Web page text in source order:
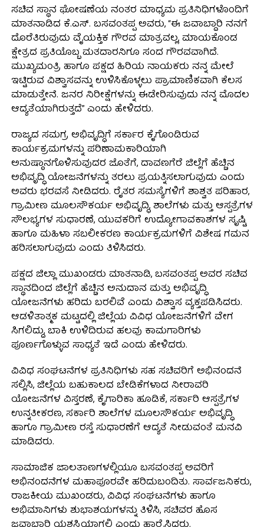
ಸಚಿವ ಸ್ಥಾನ ಘೋಷಣೆಯ ನಂತರ ಮಾಧ್ಯಮ ಪ್ರತಿನಿಧಿಗಳೊಂದಿಗೆ
ಮಾತನಾಡಿದ ಕೆ.ಎಸ್. ಬಸವಂತಪ್ಪ ಅವರು, “ಈ ಜವಾಬ್ದಾರಿ ನನಗೆ
ದೊರೆತಿರುವುದು ವೈಯಕ್ತಿಕ ಗೌರವ ಮಾತ್ರವಲ್ಲ, ಮಾಯಕೊಂಡ
ಕ್ಷೇತ್ರದ ಪ್ರತಿಯೊಬ್ಬ ಮತದಾರನಿಗೂ ಸಂದ ಗೌರವವಾಗಿದೆ.
ಮುಖ್ಯಮಂತ್ರಿ ಹಾಗೂ ಪಕ್ಷದ ಹಿರಿಯ ನಾಯಕರು ನನ್ನ ಮೇಲೆ
ಇಟ್ಟಿರುವ ವಿಶ್ವಾಸವನ್ನು ಉಳಿಸಿಕೊಳ್ಳಲು ಪ್ರಾಮಾಣಿಕವಾಗಿ ಕೆಲಸ
ಮಾಡುತ್ತೇನೆ. ಜನರ ನಿರೀಕ್ಷೆಗಳನ್ನು ಈಡೇರಿಸುವುದು ನನ್ನ ಮೊದಲ
ಆದ್ಯತೆಯಾಗಿರುತ್ತದೆ” ಎಂದು ಹೇಳಿದರು.
ರಾಜ್ಯದ ಸಮಗ್ರ ಅಭಿವೃದ್ಧಿಗೆ ಸರ್ಕಾರ ಕೈಗೊಂಡಿರುವ
ಕಾರ್ಯಕ್ರಮಗಳನ್ನು ಪರಿಣಾಮಕಾರಿಯಾಗಿ
ಅನುಷ್ಠಾನಗೊಳಿಸುವುದರ ಜೊತೆಗೆ, ದಾವಣಗೆರೆ ಜಿಲ್ಲೆಗೆ ಹೆಚ್ಚಿನ
ಅಭಿವೃದ್ಧಿ ಯೋಜನೆಗಳನ್ನು ತರಲು ಪ್ರಯತ್ನಿಸಲಾಗುವುದು ಎಂದು
ಅವರು ಭರವಸೆ ನೀಡಿದರು. ರೈತರ ಸಮಸ್ಯೆಗಳಿಗೆ ಶಾಶ್ವತ ಪರಿಹಾರ,
ಗ್ರಾಮೀಣ ಮೂಲಸೌಕರ್ಯ ಅಭಿವೃದ್ಧಿ, ಶಾಲೆಗಳು ಮತ್ತು ಆಸ್ಪತ್ರೆಗಳ
ಸೌಲಭ್ಯಗಳ ಸುಧಾರಣೆ, ಯುವಕರಿಗೆ ಉದ್ಯೋಗಾವಕಾಶಗಳ ಸೃಷ್ಟಿ
ಹಾಗೂ ಮಹಿಳಾ ಸಬಲೀಕರಣ ಕಾರ್ಯಕ್ರಮಗಳಿಗೆ ವಿಶೇಷ ಗಮನ
ಹರಿಸಲಾಗುವುದು ಎಂದು ತಿಳಿಸಿದರು.
ಪಕ್ಷದ ಜಿಲ್ಲಾ ಮುಖಂಡರು ಮಾತನಾಡಿ, ಬಸವಂತಪ್ಪ ಅವರ ಸಚಿವ
ಸ್ಥಾನದಿಂದ ಜಿಲ್ಲೆಗೆ ಹೆಚ್ಚಿನ ಅನುದಾನ ಮತ್ತು ಅಭಿವೃದ್ಧಿ
ಯೋಜನೆಗಳು ಹರಿದು ಬರಲಿವೆ ಎಂದು ವಿಶ್ವಾಸ ವ್ಯಕ್ತಪಡಿಸಿದರು.
ಆಡಳಿತಾತ್ಮಕ ಮಟ್ಟದಲ್ಲಿ ಜಿಲ್ಲೆಯ ವಿವಿಧ ಯೋಜನೆಗಳಿಗೆ ವೇಗ
ಸಿಗಲಿದ್ದು, ಬಾಕಿ ಉಳಿದಿರುವ ಹಲವು ಕಾಮಗಾರಿಗಳು
ಪೂರ್ಣಗೊಳ್ಳುವ ಸಾಧ್ಯತೆ ಇದೆ ಎಂದು ಹೇಳಿದರು.
ವಿವಿಧ ಸಂಘಟನೆಗಳ ಪ್ರತಿನಿಧಿಗಳು ಸಹ ಸಚಿವರಿಗೆ ಅಭಿನಂದನೆ
ಸಲ್ಲಿಸಿ, ಜಿಲ್ಲೆಯ ಬಹುಕಾಲದ ಬೇಡಿಕೆಗಳಾದ ನೀರಾವರಿ
ಯೋಜನೆಗಳ ವಿಸ್ತರಣೆ, ಕೈಗಾರಿಕಾ ಹೂಡಿಕೆ, ಸರ್ಕಾರಿ ಆಸ್ಪತ್ರೆಗಳ
ಉನ್ನತೀಕರಣ, ಸರ್ಕಾರಿ ಶಾಲೆಗಳ ಮೂಲಸೌಕರ್ಯ ಅಭಿವೃದ್ಧಿ
ಹಾಗೂ ಗ್ರಾಮೀಣ ರಸ್ತೆ ಸುಧಾರಣೆಗೆ ಆದ್ಯತೆ ನೀಡುವಂತೆ ಮನವಿ
ಮಾಡಿದರು.
ಸಾಮಾಜಿಕ ಜಾಲತಾಣಗಳಲ್ಲಿಯೂ ಬಸವಂತಪ್ಪ ಅವರಿಗೆ
ಅಭಿನಂದನೆಗಳ ಮಹಾಪೂರವೇ ಹರಿದುಬಂದಿತು. ಸಾರ್ವಜನಿಕರು,
ರಾಜಕೀಯ ಮುಖಂಡರು, ವಿವಿಧ ಸಂಘಟನೆಗಳು ಹಾಗೂ
ಅಭಿಮಾನಿಗಳು ಶುಭಾಶಯಗಳನ್ನು ತಿಳಿಸಿ, ಸಚಿವರ ಹೊಸ